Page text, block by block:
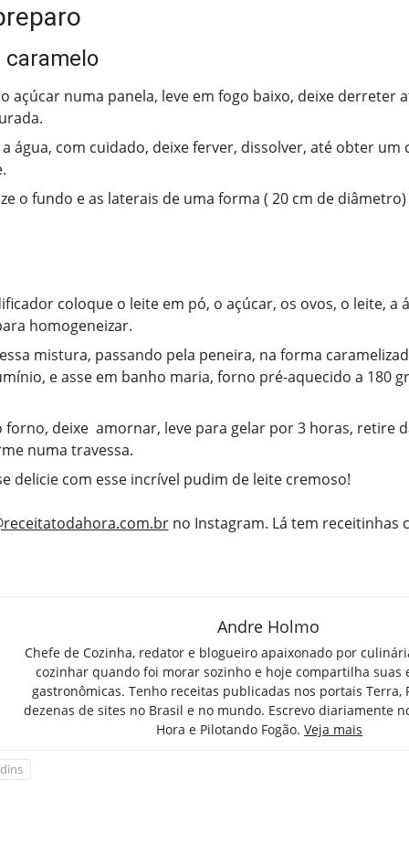
caramelo
açúcar numa panela, leve em fogo baixo, deixe derreter
água, com cuidado, deixe ferver, dissolver, até obter um
o fundo e as laterais de uma forma ( 20 cm de
coloque o leite em pó, o açúcar, os ovos, o leite, a
homogeneizar.
mistura, passando pela peneira, na forma
e asse em banho maria, forno pré-aquecido a 180
forno, deixe amornar, leve para gelar por 3 horas, retire
numa travessa.
delicie com esse incrível pudim de leite cremoso!
no Instagram. Lá tem receitinhas
Andre Holmo
Chefe de Cozinha, redator e blogueiro apaixonado por
cozinhar quando foi morar sozinho e hoje compartilha suas
gastronômicas. Tenho receitas publicadas nos portais Terra,
dezenas de sites no Brasil e no mundo. Escrevo diariamente
Hora e Pilotando Fogão. Veja mais